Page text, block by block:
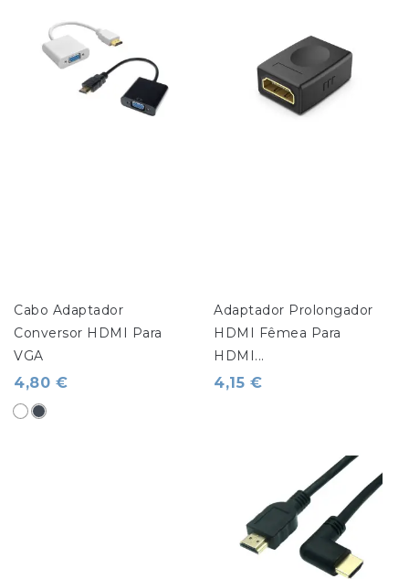
Cabo Adaptador
Conversor HDMI Para
VGA
4,80 €
Branco
Preto
Adaptador Prolongador
HDMI Fêmea Para
HDMI...
4,15 €